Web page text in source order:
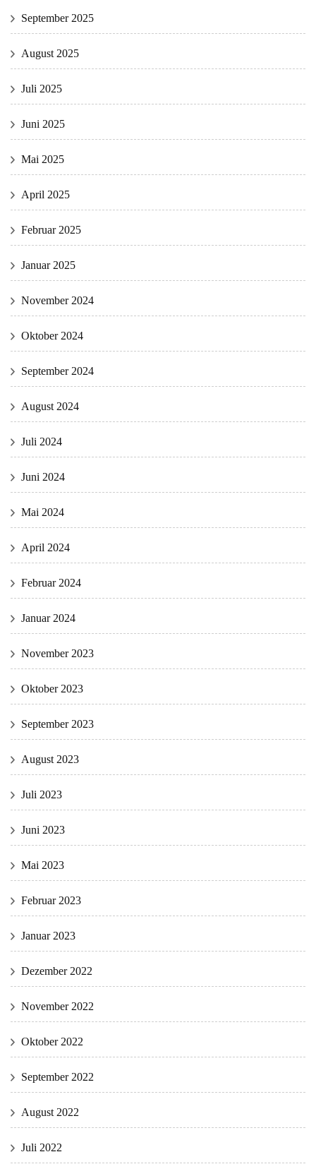
September 2025
August 2025
Juli 2025
Juni 2025
Mai 2025
April 2025
Februar 2025
Januar 2025
November 2024
Oktober 2024
September 2024
August 2024
Juli 2024
Juni 2024
Mai 2024
April 2024
Februar 2024
Januar 2024
November 2023
Oktober 2023
September 2023
August 2023
Juli 2023
Juni 2023
Mai 2023
Februar 2023
Januar 2023
Dezember 2022
November 2022
Oktober 2022
September 2022
August 2022
Juli 2022